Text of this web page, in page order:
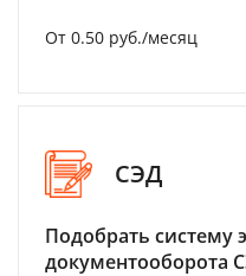
От 0.50 руб./месяц
СЭД
Подобрать систему
документооборота